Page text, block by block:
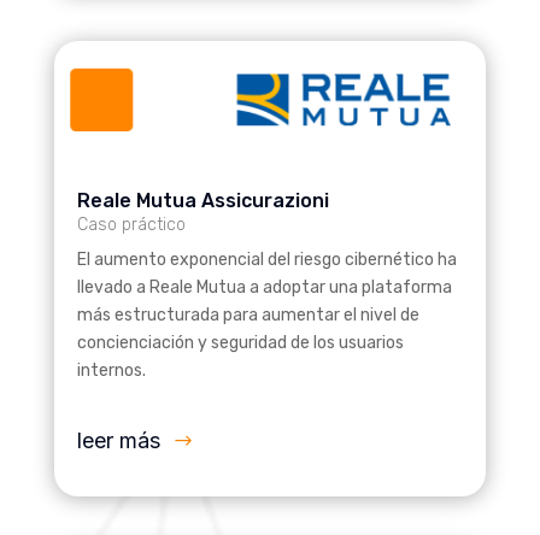
Reale Mutua Assicurazioni
Caso práctico
El aumento exponencial del riesgo cibernético ha
llevado a Reale Mutua a adoptar una plataforma
más estructurada para aumentar el nivel de
concienciación y seguridad de los usuarios
internos.
leer más